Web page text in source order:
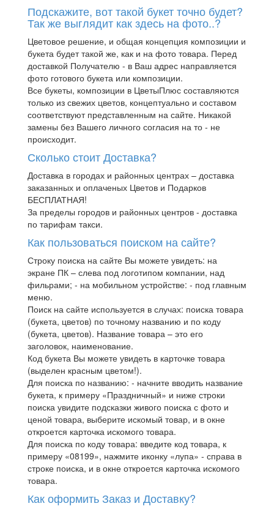
Подскажите, вот такой букет точно будет?
Так же выглядит как здесь на фото..?
Цветовое решение, и общая концепция композиции и
букета будет такой же, как и на фото товара. Перед
доставкой Получателю - в Ваш адрес направляется
фото готового букета или композиции.
Все букеты, композиции в ЦветыПлюс составляются
только из свежих цветов, концептуально и составом
соответствуют представленным на сайте. Никакой
замены без Вашего личного согласия на то - не
происходит.
Сколько стоит Доставка?
Доставка в городах и районных центрах – доставка
заказанных и оплаченых Цветов и Подарков
БЕСПЛАТНАЯ!
За пределы городов и районных центров - доставка
по тарифам такси.
Как пользоваться поиском на сайте?
Строку поиска на сайте Вы можете увидеть: на
экране ПК – слева под логотипом компании, над
фильрами; - на мобильном устройстве: - под главным
меню.
Поиск на сайте используется в случах: поиска товара
(букета, цветов) по точному названию и по коду
(букета, цветов). Название товара – это его
заголовок, наименование.
Код букета Вы можете увидеть в карточке товара
(выделен красным цветом!).
Для поиска по названию: - начните вводить название
букета, к примеру «Праздничный» и ниже строки
поиска увидите подсказки живого поиска с фото и
ценой товара, выберите искомый товар, и в окне
откроется карточка искомого товара.
Для поиска по коду товара: введите код товара, к
примеру «08199», нажмите иконку «лупа» - справа в
строке поиска, и в окне откроется карточка искомого
товара.
Как оформить Заказ и Доставку?